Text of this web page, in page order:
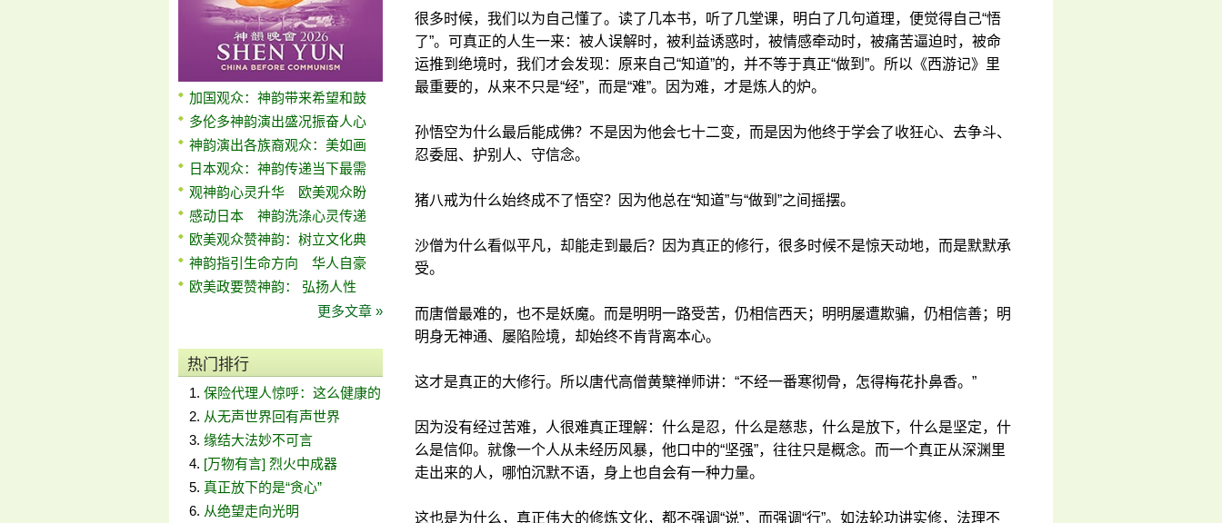
加国观众：神韵带来希望和鼓
多伦多神韵演出盛况振奋人心
神韵演出各族裔观众：美如画
日本观众：神韵传递当下最需
观神韵心灵升华 欧美观众盼
感动日本 神韵洗涤心灵传递
欧美观众赞神韵：树立文化典
神韵指引生命方向 华人自豪
欧美政要赞神韵： 弘扬人性
更多文章 »
热门排行
保险代理人惊呼：这么健康的
从无声世界回有声世界
缘结大法妙不可言
[万物有言] 烈火中成器
真正放下的是“贪心”
从绝望走向光明
很多时候，我们以为自己懂了。读了几本书，听了几堂课，明白了几句道理，便觉得自己“悟
了”。可真正的人生一来：被人误解时，被利益诱惑时，被情感牵动时，被痛苦逼迫时，被命
运推到绝境时，我们才会发现：原来自己“知道”的，并不等于真正“做到”。所以《西游记》里
最重要的，从来不只是“经”，而是“难”。因为难，才是炼人的炉。
孙悟空为什么最后能成佛？不是因为他会七十二变，而是因为他终于学会了收狂心、去争斗、
忍委屈、护别人、守信念。
猪八戒为什么始终成不了悟空？因为他总在“知道”与“做到”之间摇摆。
沙僧为什么看似平凡，却能走到最后？因为真正的修行，很多时候不是惊天动地，而是默默承
受。
而唐僧最难的，也不是妖魔。而是明明一路受苦，仍相信西天；明明屡遭欺骗，仍相信善；明
明身无神通、屡陷险境，却始终不肯背离本心。
这才是真正的大修行。所以唐代高僧黄櫱禅师讲：“不经一番寒彻骨，怎得梅花扑鼻香。”
因为没有经过苦难，人很难真正理解：什么是忍，什么是慈悲，什么是放下，什么是坚定，什
么是信仰。就像一个人从未经历风暴，他口中的“坚强”，往往只是概念。而一个真正从深渊里
走出来的人，哪怕沉默不语，身上也自会有一种力量。
这也是为什么，真正伟大的修炼文化，都不强调“说”，而强调“行”。如法轮功讲实修，法理不